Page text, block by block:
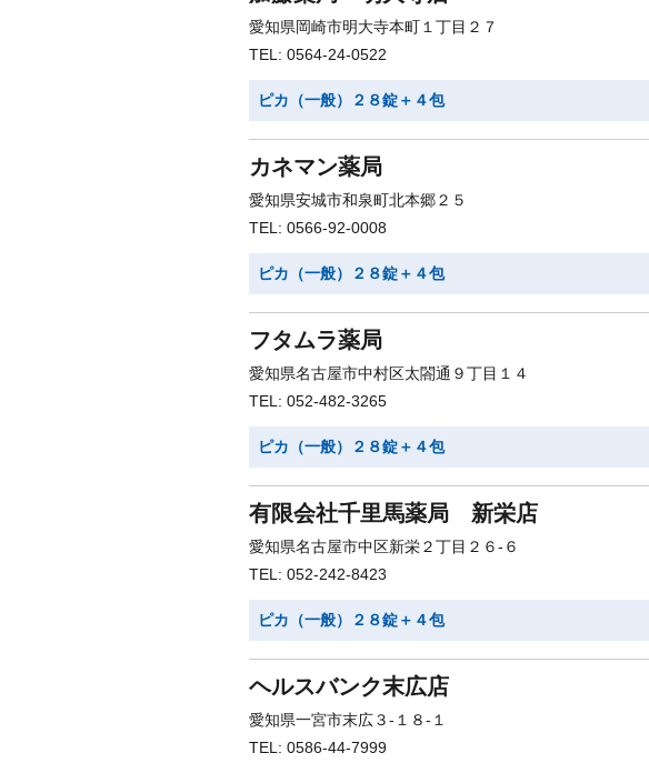
愛知県岡崎市明大寺本町１丁目２７
TEL: 0564-24-0522
ピカ（一般）２８錠＋４包
カネマン薬局
愛知県安城市和泉町北本郷２５
TEL: 0566-92-0008
ピカ（一般）２８錠＋４包
フタムラ薬局
愛知県名古屋市中村区太閤通９丁目１４
TEL: 052-482-3265
ピカ（一般）２８錠＋４包
有限会社千里馬薬局 新栄店
愛知県名古屋市中区新栄２丁目２６-６
TEL: 052-242-8423
ピカ（一般）２８錠＋４包
ヘルスバンク末広店
愛知県一宮市末広３-１８-１
TEL: 0586-44-7999